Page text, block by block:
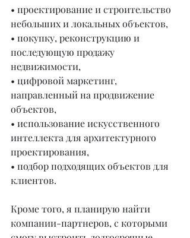
• проектирование и строительство
небольших и локальных объектов,
• покупку, реконструкцию и
последующую продажу
недвижимости,
• цифровой маркетинг,
направленный на продвижение
объектов,
• использование искусственного
интеллекта для архитектурного
проектирования,
• подбор подходящих объектов для
клиентов.
Кроме того, я планирую найти
компании-партнеров, с которыми